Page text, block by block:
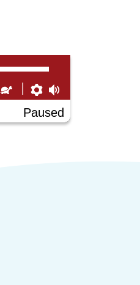
FasterSlower Preferences
Paused